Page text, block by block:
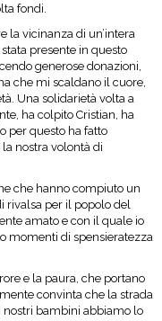
fondi.
la vicinanza di un’intera
presente in questo
generose donazioni,
che mi scaldano il cuore,
Una solidarietà volta a
ha colpito Cristian, ha
per questo ha fatto
nostra volontà di
che hanno compiuto un
rivalsa per il popolo del
amato e con il quale io
momenti di spensieratezza
e la paura, che portano
convinta che la strada
nostri bambini abbiamo lo